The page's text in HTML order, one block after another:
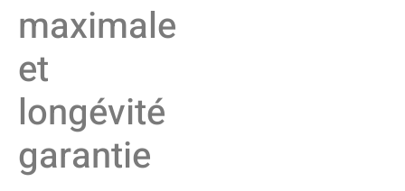
maximale
et
longévité
garantie